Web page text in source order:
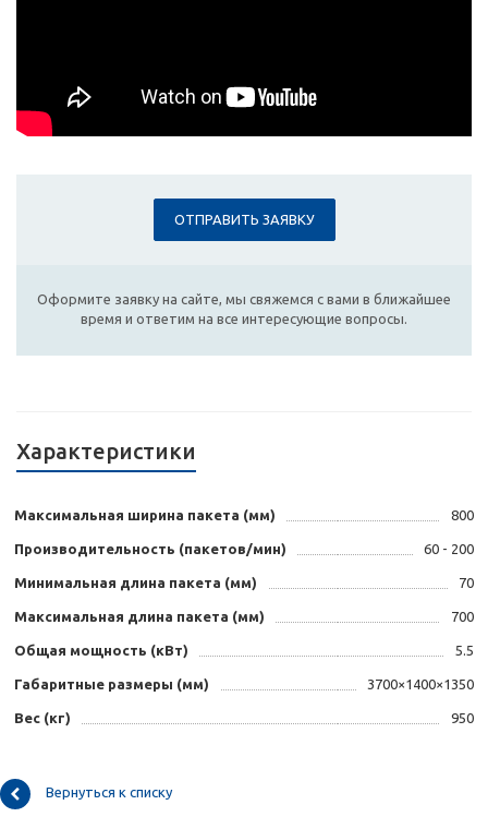
ОТПРАВИТЬ ЗАЯВКУ
Оформите заявку на сайте, мы свяжемся с вами в ближайшее
время и ответим на все интересующие вопросы.
Характеристики
Максимальная ширина пакета (мм) 800
Производительность (пакетов/мин) 60 - 200
Минимальная длина пакета (мм) 70
Максимальная длина пакета (мм) 700
Общая мощность (кВт) 5.5
Габаритные размеры (мм) 3700×1400×1350
Вес (кг) 950
Вернуться к списку